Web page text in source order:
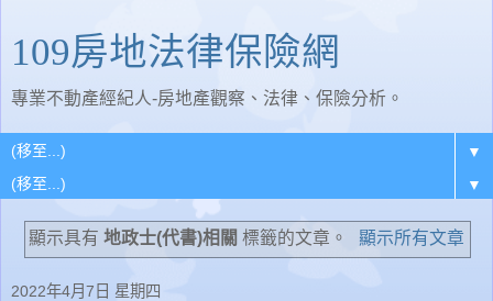
109房地法律保險網
專業不動產經紀人-房地產觀察、法律、保險分析。
▼
▼
顯示具有 地政士(代書)相關 標籤的文章。 顯示所有文章
2022年4月7日 星期四